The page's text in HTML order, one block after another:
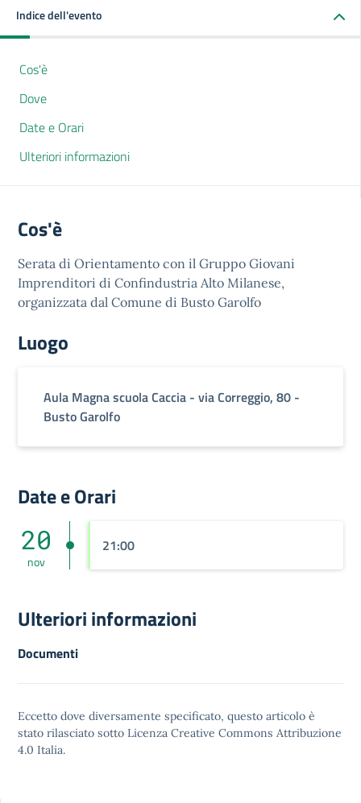
Indice dell'evento
Cos'è
Dove
Date e Orari
Ulteriori informazioni
Cos'è
Serata di Orientamento con il Gruppo Giovani
Imprenditori di Confindustria Alto Milanese,
organizzata dal Comune di Busto Garolfo
Luogo
Aula Magna scuola Caccia - via Correggio, 80 -
Busto Garolfo
Date e Orari
20
nov
21:00
Ulteriori informazioni
Documenti
Eccetto dove diversamente specificato, questo articolo è
stato rilasciato sotto Licenza Creative Commons Attribuzione
4.0 Italia.